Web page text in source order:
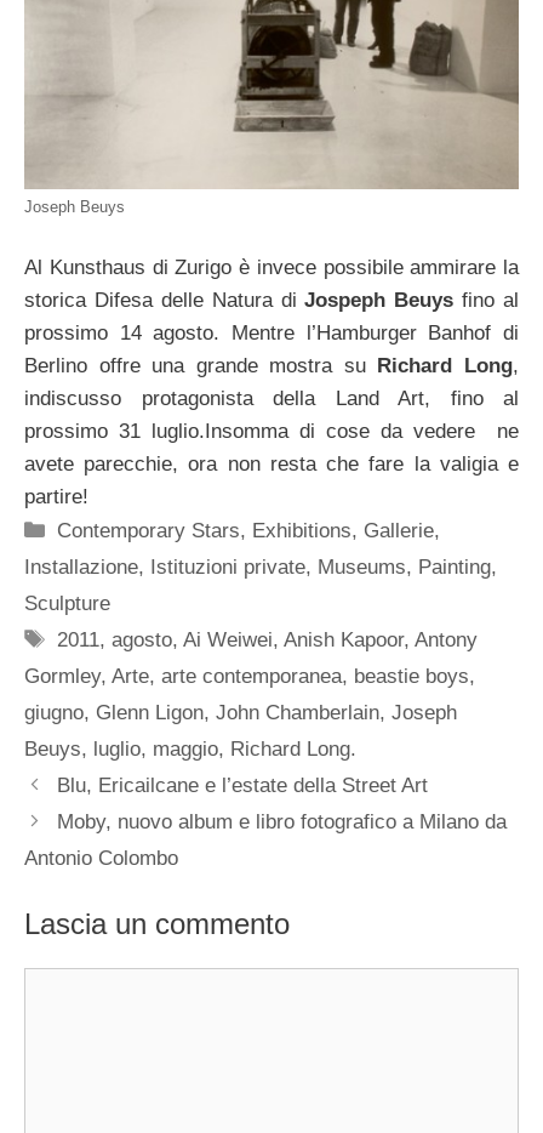
Joseph Beuys
Al Kunsthaus di Zurigo è invece possibile ammirare la
storica Difesa delle Natura diJospeph Beuys fino al
prossimo 14 agosto. Mentre l’Hamburger Banhof di
Berlino offre una grande mostra su Richard Long,
indiscusso protagonista della Land Art, fino al
prossimo 31 luglio.Insomma di cose da vedere ne
avete parecchie, ora non resta che fare la valigia e
partire!
Categorie
Contemporary Stars, Exhibitions, Gallerie,
Installazione, Istituzioni private, Museums, Painting,
Sculpture
Tag
2011,agosto,Ai Weiwei,Anish Kapoor,Antony
Gormley, Arte, arte contemporanea, beastie boys,
giugno, Glenn Ligon, John Chamberlain, Joseph
Beuys, luglio, maggio, Richard Long.
Blu, Ericailcane e l’estate della Street Art
Moby, nuovo album e libro fotografico a Milano da
Antonio Colombo
Lascia un commento